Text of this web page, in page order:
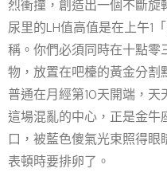
烈衝撞，創造出一個不斷旋
尿里的LH值高值是在上午1
稱。你們必須同時在十點零
物，放置在吧檯的黃金分割
普通在月經第10天開端，
這場混亂的中心，正是金牛
口，被藍色傻氣光束照得
表頓時要排卵了。